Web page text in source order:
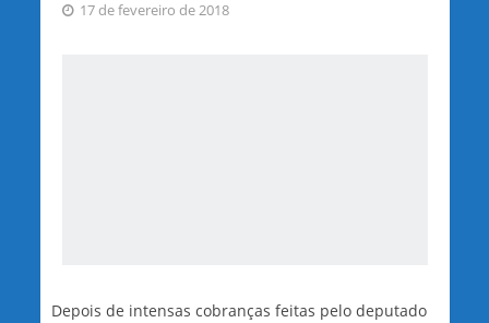
17 de fevereiro de 2018
Depois de intensas cobranças feitas pelo deputado